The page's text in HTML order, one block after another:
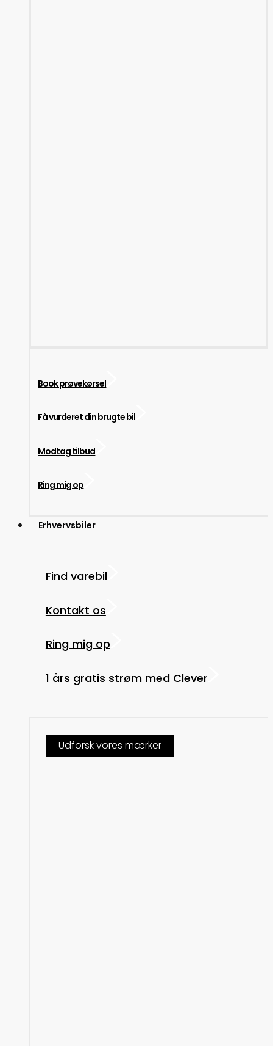
Book prøvekørsel
Få vurderet din brugte bil
Modtag tilbud
Ring mig op
Erhvervsbiler
Find varebil
Kontakt os
Ring mig op
1 års gratis strøm med Clever
Udforsk vores mærker